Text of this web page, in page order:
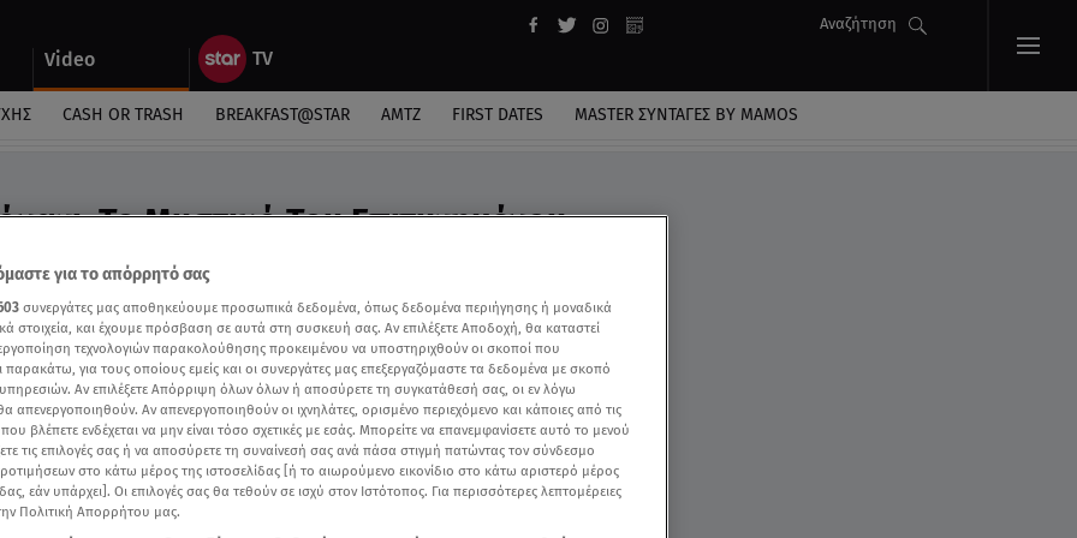
Video
Αναζήτηση
CASH OR TRASH BREAKFAST@STAR ΑΜΤΖ FIRST DATES MASTER ΣΥΝΤΑΓΈΣ BY MAMOS
Το Μυστικό Του Επιτυχημένου
και 13 χρόνια σύζυγό του, Καμίλα Άλβες;
για το απόρρητό σας
συνεργάτες μας αποθηκεύουμε προσωπικά δεδομένα, όπως δεδομένα περιήγησης ή μοναδικά
στοιχεία, και έχουμε πρόσβαση σε αυτά στη συσκευή σας. Αν επιλέξετε Αποδοχή, θα καταστεί
τεχνολογιών παρακολούθησης προκειμένου να υποστηριχθούν οι σκοποί που
παρακάτω, για τους οποίους εμείς και οι συνεργάτες μας επεξεργαζόμαστε τα δεδομένα με σκοπό
Αν επιλέξετε Απόρριψη όλων όλων ή αποσύρετε τη συγκατάθεσή σας, οι εν λόγω
απενεργοποιηθούν. Αν απενεργοποιηθούν οι ιχνηλάτες, ορισμένο περιεχόμενο και κάποιες από τις
βλέπετε ενδέχεται να μην είναι τόσο σχετικές με εσάς. Μπορείτε να επανεμφανίσετε αυτό το μενού
τις επιλογές σας ή να αποσύρετε τη συναίνεσή σας ανά πάσα στιγμή πατώντας τον σύνδεσμο
στο κάτω μέρος της ιστοσελίδας [ή το αιωρούμενο εικονίδιο στο κάτω αριστερό μέρος
εάν υπάρχει]. Οι επιλογές σας θα τεθούν σε ισχύ στον Ιστότοπος. Για περισσότερες λεπτομέρειες
Πολιτική Απορρήτου μας.